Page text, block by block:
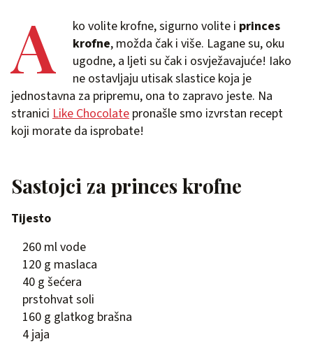
A ko volite krofne, sigurno volite i princes
krofne, možda čak i više. Lagane su, oku
ugodne, a ljeti su čak i osvježavajuće! Iako
ne ostavljaju utisak slastice koja je
jednostavna za pripremu, ona to zapravo jeste. Na
stranici Like Chocolate pronašle smo izvrstan recept
koji morate da isprobate!
Sastojci za princes krofne
Tijesto
260 ml vode
120 g maslaca
40 g šećera
prstohvat soli
160 g glatkog brašna
4 jaja